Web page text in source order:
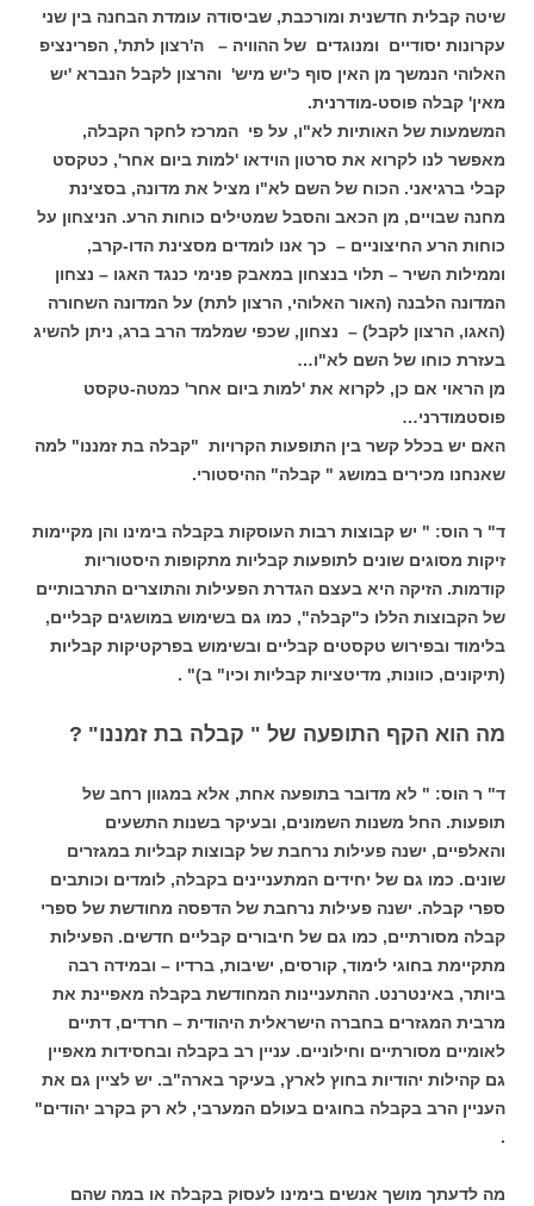
שיטה קבלית חדשנית ומורכבת, שביסודה עומדת הבחנה בין שני
עקרונות יסודיים ומנוגדים של ההוויה – ה'רצון לתת', הפרינציפ
האלוהי הנמשך מן האין סוף כ'יש מיש' והרצון לקבל הנברא 'יש
מאין' קבלה פוסט-מודרנית.
המשמעות של האותיות לא"ו, על פי המרכז לחקר הקבלה,
מאפשר לנו לקרוא את סרטון הוידאו 'למות ביום אחר', כטקסט
קבלי ברגיאני. הכוח של השם לא"ו מציל את מדונה, בסצינת
מחנה שבויים, מן הכאב והסבל שמטילים כוחות הרע. הניצחון על
כוחות הרע החיצוניים – כך אנו לומדים מסצינת הדו-קרב,
וממילות השיר – תלוי בנצחון במאבק פנימי כנגד האגו – נצחון
המדונה הלבנה (האור האלוהי, הרצון לתת) על המדונה השחורה
(האגו, הרצון לקבל) – נצחון, שכפי שמלמד הרב ברג, ניתן להשיג
בעזרת כוחו של השם לא"ו…
מן הראוי אם כן, לקרוא את 'למות ביום אחר' כמטה-טקסט
פוסטמודרני…
האם יש בכלל קשר בין התופעות הקרויות "קבלה בת זמננו" למה
שאנחנו מכירים במושג " קבלה" ההיסטורי.
ד" ר הוס: " יש קבוצות רבות העוסקות בקבלה בימינו והן מקיימות
זיקות מסוגים שונים לתופעות קבליות מתקופות היסטוריות
קודמות. הזיקה היא בעצם הגדרת הפעילות והתוצרים התרבותיים
של הקבוצות הללו כ"קבלה", כמו גם בשימוש במושגים קבליים,
בלימוד ובפירוש טקסטים קבליים ובשימוש בפרקטיקות קבליות
(תיקונים, כוונות, מדיטציות קבליות וכיו" ב)" .
מה הוא הקף התופעה של " קבלה בת זמננו" ?
ד" ר הוס: " לא מדובר בתופעה אחת, אלא במגוון רחב של
תופעות. החל משנות השמונים, ובעיקר בשנות התשעים
והאלפיים, ישנה פעילות נרחבת של קבוצות קבליות במגזרים
שונים. כמו גם של יחידים המתעניינים בקבלה, לומדים וכותבים
ספרי קבלה. ישנה פעילות נרחבת של הדפסה מחודשת של ספרי
קבלה מסורתיים, כמו גם של חיבורים קבליים חדשים. הפעילות
מתקיימת בחוגי לימוד, קורסים, ישיבות, ברדיו – ובמידה רבה
ביותר, באינטרנט. ההתעניינות המחודשת בקבלה מאפיינת את
מרבית המגזרים בחברה הישראלית היהודית – חרדים, דתיים
לאומיים מסורתיים וחילוניים. עניין רב בקבלה ובחסידות מאפיין
גם קהילות יהודיות בחוץ לארץ, בעיקר בארה"ב. יש לציין גם את
העניין הרב בקבלה בחוגים בעולם המערבי, לא רק בקרב יהודים"
.
מה לדעתך מושך אנשים בימינו לעסוק בקבלה או במה שהם